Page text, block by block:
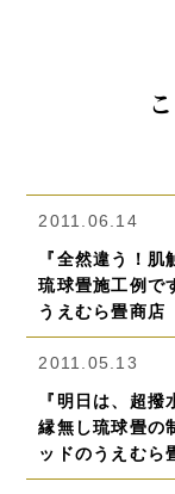
2011.06.14
『全然違う！
琉球畳施工例で
うえむら畳商店
2011.05.13
『明日は、超
縁無し琉球畳の
ッドのうえむら